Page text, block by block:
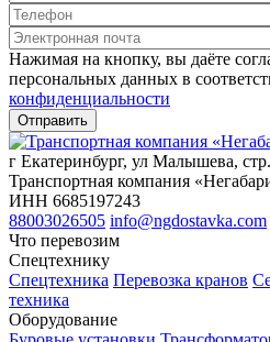
Нажимая на кнопку, вы даёте
персональных данных в
конфиденциальности
г Екатеринбург, ул Малышева,
Транспортная компания
ИНН 6685197243
88003026505 info@ngdostavka.com
Что перевозим
Спецтехнику
Спецтехника Перевозка кранов
техника
Оборудование